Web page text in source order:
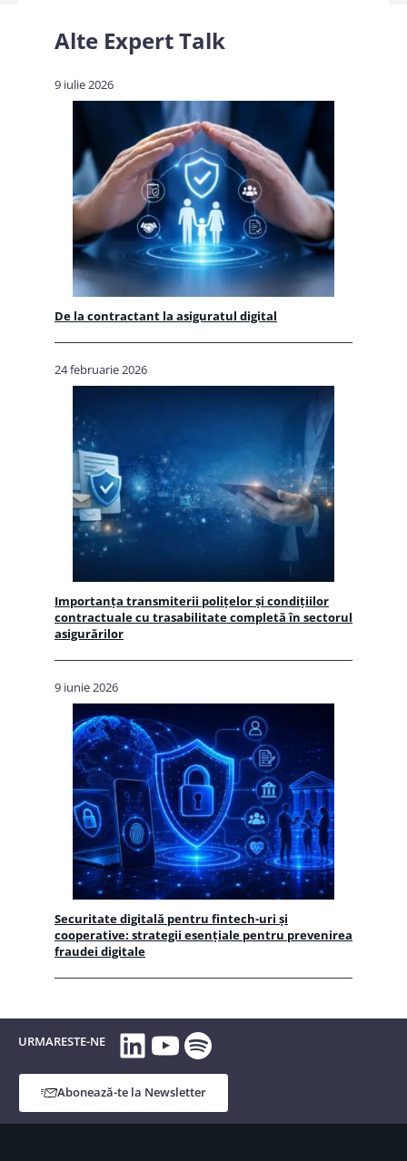
Alte Expert Talk
9 iulie 2026
De la contractant la asiguratul digital
24 februarie 2026
Importanța transmiterii polițelor și condițiilor
contractuale cu trasabilitate completă în sectorul
asigurărilor
9 iunie 2026
Securitate digitală pentru fintech-uri și
cooperative: strategii esențiale pentru prevenirea
fraudei digitale
URMARESTE-NE LinkedIn
YouTube
Spotify
Abonează-te la Newsletter